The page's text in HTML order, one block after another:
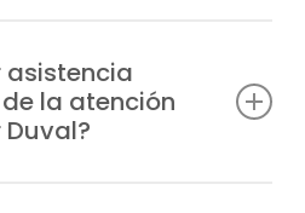
siempre
y personalizada.
asistencia
la atención